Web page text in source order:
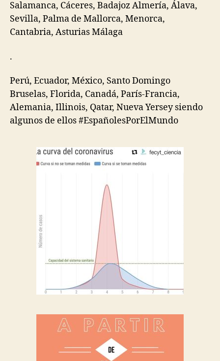
Salamanca, Cáceres, Badajoz Almería, Álava,
Sevilla, Palma de Mallorca, Menorca,
Cantabria, Asturias Málaga
.
Perú, Ecuador, México, Santo Domingo
Bruselas, Florida, Canadá, París-Francia,
Alemania, Illinois, Qatar, Nueva Yersey siendo
algunos de ellos#EspañolesPorElMundo